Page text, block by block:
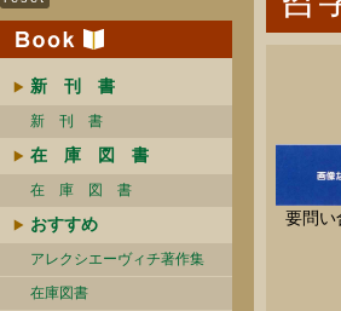
新 刊 書
新 刊 書
在 庫 図 書
在 庫 図 書
おすすめ
アレクシエーヴィチ著作集
在庫図書
要問い